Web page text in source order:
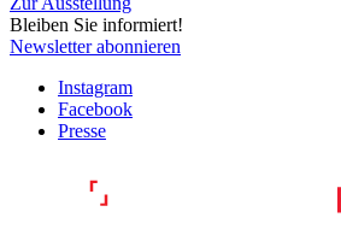
Bleiben Sie informiert!
Newsletter abonnieren
Instagram
Facebook
Presse